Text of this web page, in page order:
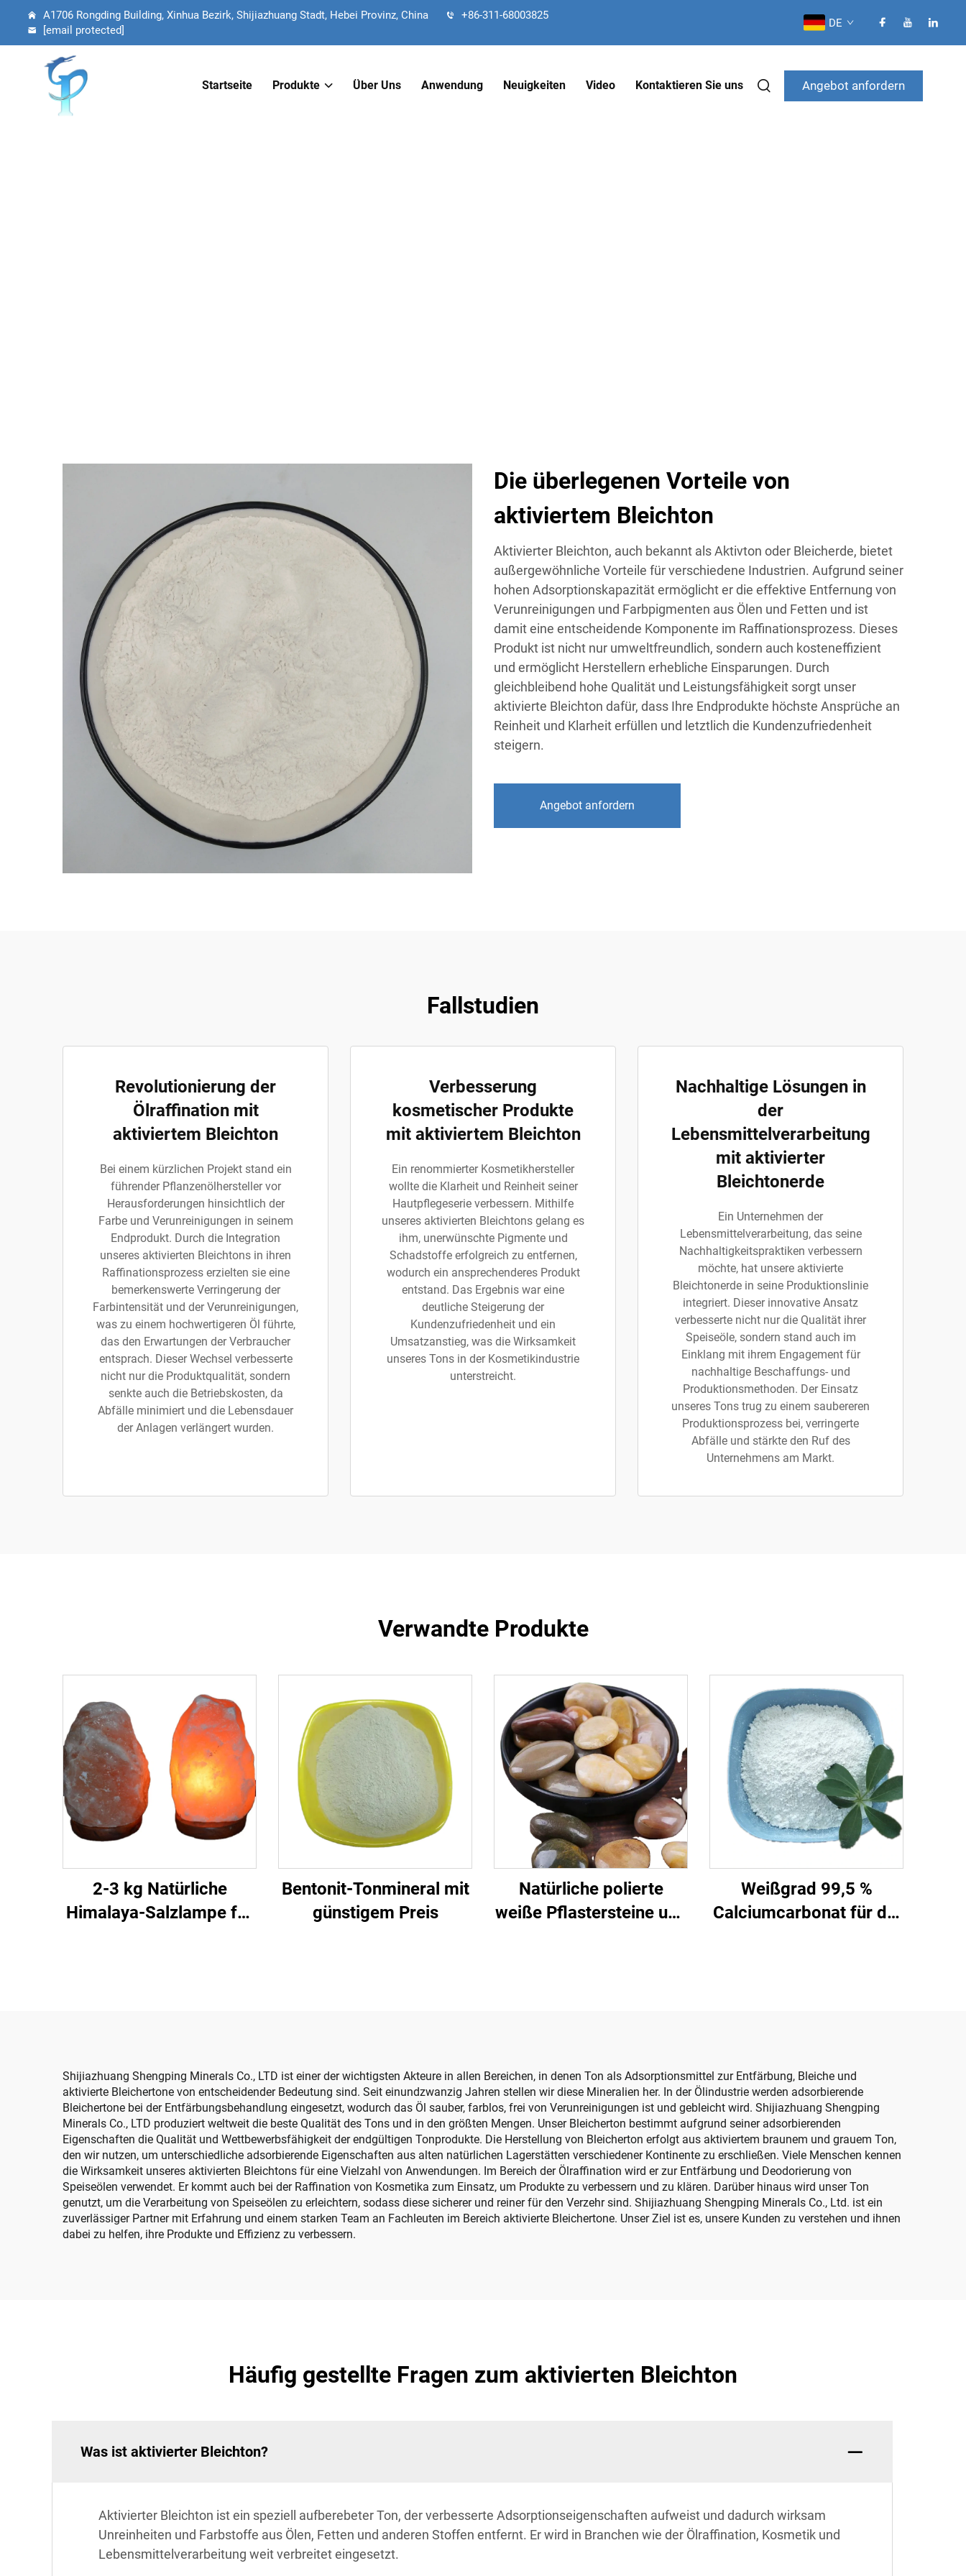
A1706 Rongding Building, Xinhua Bezirk, Shijiazhuang Stadt, Hebei Provinz, China
+86-311-68003825
[email protected]
DE
Startseite Produkte Über Uns Anwendung Neuigkeiten Video Kontaktieren Sie uns Angebot anfordern
Die überlegenen Vorteile von
aktiviertem Bleichton
Aktivierter Bleichton, auch bekannt als Aktivton oder Bleicherde, bietet
außergewöhnliche Vorteile für verschiedene Industrien. Aufgrund seiner
hohen Adsorptionskapazität ermöglicht er die effektive Entfernung von
Verunreinigungen und Farbpigmenten aus Ölen und Fetten und ist
damit eine entscheidende Komponente im Raffinationsprozess. Dieses
Produkt ist nicht nur umweltfreundlich, sondern auch kosteneffizient
und ermöglicht Herstellern erhebliche Einsparungen. Durch
gleichbleibend hohe Qualität und Leistungsfähigkeit sorgt unser
aktivierte Bleichton dafür, dass Ihre Endprodukte höchste Ansprüche an
Reinheit und Klarheit erfüllen und letztlich die Kundenzufriedenheit
steigern.
Angebot anfordern
Fallstudien
Revolutionierung der
Ölraffination mit
aktiviertem Bleichton
Bei einem kürzlichen Projekt stand ein
führender Pflanzenölhersteller vor
Herausforderungen hinsichtlich der
Farbe und Verunreinigungen in seinem
Endprodukt. Durch die Integration
unseres aktivierten Bleichtons in ihren
Raffinationsprozess erzielten sie eine
bemerkenswerte Verringerung der
Farbintensität und der Verunreinigungen,
was zu einem hochwertigeren Öl führte,
das den Erwartungen der Verbraucher
entsprach. Dieser Wechsel verbesserte
nicht nur die Produktqualität, sondern
senkte auch die Betriebskosten, da
Abfälle minimiert und die Lebensdauer
der Anlagen verlängert wurden.
Verbesserung
kosmetischer Produkte
mit aktiviertem Bleichton
Ein renommierter Kosmetikhersteller
wollte die Klarheit und Reinheit seiner
Hautpflegeserie verbessern. Mithilfe
unseres aktivierten Bleichtons gelang es
ihm, unerwünschte Pigmente und
Schadstoffe erfolgreich zu entfernen,
wodurch ein ansprechenderes Produkt
entstand. Das Ergebnis war eine
deutliche Steigerung der
Kundenzufriedenheit und ein
Umsatzanstieg, was die Wirksamkeit
unseres Tons in der Kosmetikindustrie
unterstreicht.
Nachhaltige Lösungen in
der
Lebensmittelverarbeitung
mit aktivierter
Bleichtonerde
Ein Unternehmen der
Lebensmittelverarbeitung, das seine
Nachhaltigkeitspraktiken verbessern
möchte, hat unsere aktivierte
Bleichtonerde in seine Produktionslinie
integriert. Dieser innovative Ansatz
verbesserte nicht nur die Qualität ihrer
Speiseöle, sondern stand auch im
Einklang mit ihrem Engagement für
nachhaltige Beschaffungs- und
Produktionsmethoden. Der Einsatz
unseres Tons trug zu einem saubereren
Produktionsprozess bei, verringerte
Abfälle und stärkte den Ruf des
Unternehmens am Markt.
Verwandte Produkte
2-3 kg Natürliche
Himalaya-Salzlampe für
Bentonit-Tonmineral mit
günstigem Preis
Natürliche polierte
weiße Pflastersteine und
Weißgrad 99,5 %
Calciumcarbonat für die
Shijiazhuang Shengping Minerals Co., LTD ist einer der wichtigsten Akteure in allen Bereichen, in denen Ton als Adsorptionsmittel zur Entfärbung, Bleiche und
aktivierte Bleichertone von entscheidender Bedeutung sind. Seit einundzwanzig Jahren stellen wir diese Mineralien her. In der Ölindustrie werden adsorbierende
Bleichertone bei der Entfärbungsbehandlung eingesetzt, wodurch das Öl sauber, farblos, frei von Verunreinigungen ist und gebleicht wird. Shijiazhuang Shengping
Minerals Co., LTD produziert weltweit die beste Qualität des Tons und in den größten Mengen. Unser Bleicherton bestimmt aufgrund seiner adsorbierenden
Eigenschaften die Qualität und Wettbewerbsfähigkeit der endgültigen Tonprodukte. Die Herstellung von Bleicherton erfolgt aus aktiviertem braunem und grauem Ton,
den wir nutzen, um unterschiedliche adsorbierende Eigenschaften aus alten natürlichen Lagerstätten verschiedener Kontinente zu erschließen. Viele Menschen kennen
die Wirksamkeit unseres aktivierten Bleichtons für eine Vielzahl von Anwendungen. Im Bereich der Ölraffination wird er zur Entfärbung und Deodorierung von
Speiseölen verwendet. Er kommt auch bei der Raffination von Kosmetika zum Einsatz, um Produkte zu verbessern und zu klären. Darüber hinaus wird unser Ton
genutzt, um die Verarbeitung von Speiseölen zu erleichtern, sodass diese sicherer und reiner für den Verzehr sind. Shijiazhuang Shengping Minerals Co., Ltd. ist ein
zuverlässiger Partner mit Erfahrung und einem starken Team an Fachleuten im Bereich aktivierte Bleichertone. Unser Ziel ist es, unsere Kunden zu verstehen und ihnen
dabei zu helfen, ihre Produkte und Effizienz zu verbessern.
Häufig gestellte Fragen zum aktivierten Bleichton
Was ist aktivierter Bleichton?
Aktivierter Bleichton ist ein speziell aufberebeter Ton, der verbesserte Adsorptionseigenschaften aufweist und dadurch wirksam
Unreinheiten und Farbstoffe aus Ölen, Fetten und anderen Stoffen entfernt. Er wird in Branchen wie der Ölraffination, Kosmetik und
Lebensmittelverarbeitung weit verbreitet eingesetzt.